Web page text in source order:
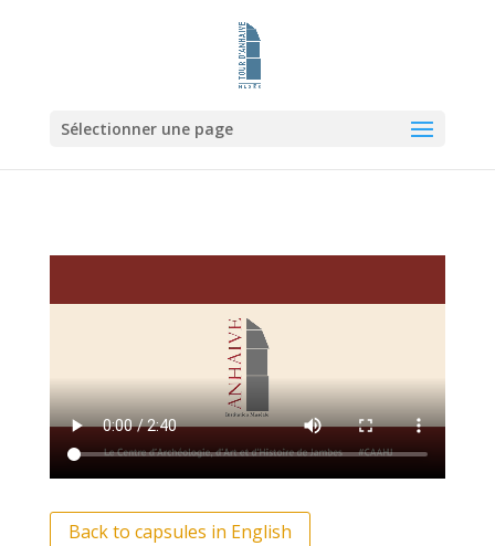
Sélectionner une page
Back to capsules in English